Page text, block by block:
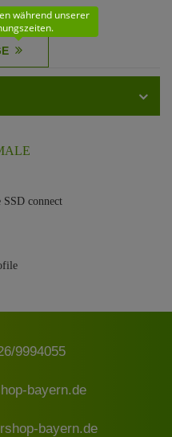
Werktage
während unserer
connect
9994055
bayern.de
bayern.de